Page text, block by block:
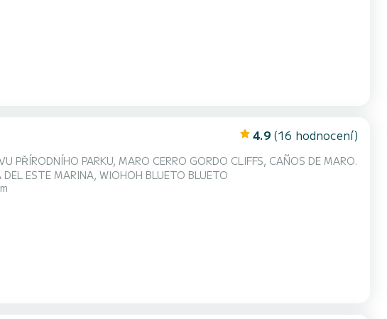
4.9 (16 hodnocení)
PŘÍRODNÍHO PARKU, MARO CERRO GORDO CLIFFS, CAÑOS DE MARO.
ESTE MARINA, WIOHOH BLUETO BLUETO